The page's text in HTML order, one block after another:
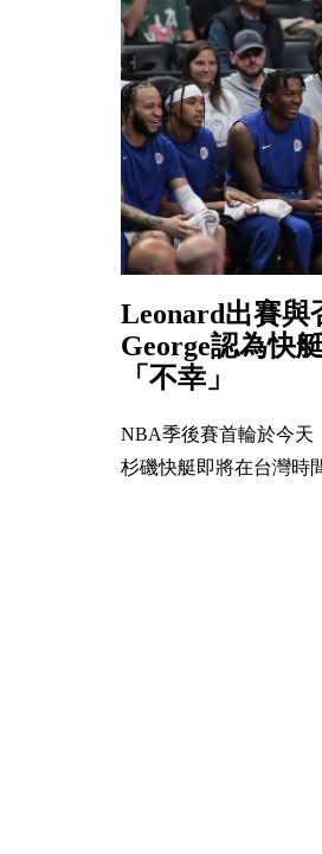
Leonard出賽與
George認為快
「不幸」
NBA季後賽首輪於今天
杉磯快艇即將在台灣時